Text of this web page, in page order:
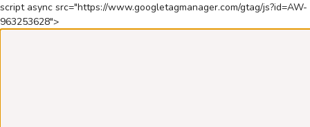
script async src="https://www.googletagmanager.com/gtag/js?id=AW-
963253628">